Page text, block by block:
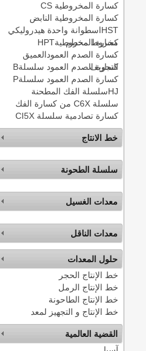
كسارة المخروطية CS
كسارة المخروطية النابض
HSTاسطوانة واحدة هيدروليكي
مخروط محطم
كسارة المخروطيةHPT
كسارة الصدم العمودالعميق
التجويف
كسارة الصدم العمود سلسلةB
كسارة الصدم العمود سلسلةP
HJسلسلة الفك المطحنة
سلسلة C6X من كسارة الفك
كسارة تصادمية سلسلة CI5X
خط الانتاج
سلسلة الطحونة
معدات الغسيل
معدات الناقل
حلول المعدات
خط الإنتاج الحجر
خط الإنتاج الرمل
خط الإنتاج الطاحونة
خط الإنتاج و التجهيز لمعد
القضية العالمية